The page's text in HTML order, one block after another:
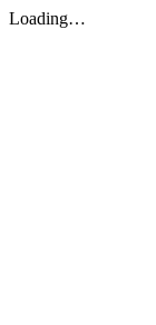
Loading…